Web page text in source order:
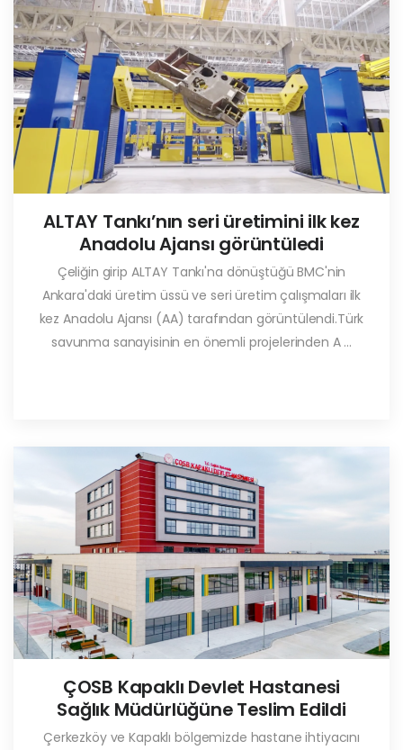
ALTAY Tankı’nın seri üretimini ilk kez
Anadolu Ajansı görüntüledi
Çeliğin girip ALTAY Tankı'na dönüştüğü BMC'nin
Ankara'daki üretim üssü ve seri üretim çalışmaları ilk
kez Anadolu Ajansı (AA) tarafından görüntülendi.Türk
savunma sanayisinin en önemli projelerinden A ...
ÇOSB Kapaklı Devlet Hastanesi
Sağlık Müdürlüğüne Teslim Edildi
Çerkezköy ve Kapaklı bölgemizde hastane ihtiyacını